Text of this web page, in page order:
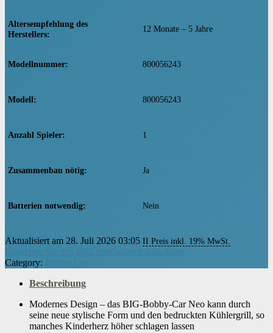
Altersempfehlung des
Herstellers
‎12 Monate – 5 Jahre
Modellnummer ‎800056243
Modell ‎800056243
Anzahl Spieler ‎1
Zusammenbau nötig ‎Ja
Batterien notwendig ‎Nein
Batterien inbegriffen ‎Nein
Fernsteuerung enthalten ‎Nein
Aktualisiert am 28. Juli 2026 03:05 II Preis inkl. 19% MwSt.
Category:
Beschreibung
Modernes Design – das BIG-Bobby-Car Neo kann durch
seine neue stylische Form und den bedruckten Kühlergrill, so
manches Kinderherz höher schlagen lassen